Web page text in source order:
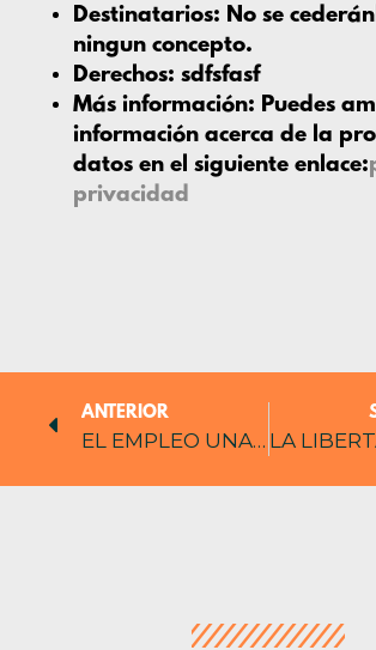
Destinatarios: No se
ningun concepto.
Derechos: sdfsfasf
Más información: Puedes
información acerca de la
datos en el siguiente enlace:
privacidad
ANTERIOR
EL EMPLEO UNA MÁXIMA, LOS IDIOMAS UNA MÍNIMA